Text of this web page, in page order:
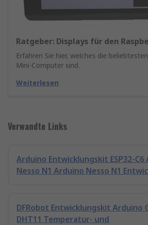
Ratgeber: Displays für den
Erfahren Sie hier, welches die
Mini-Computer sind.
Weiterlesen
Verwandte Links
Arduino Entwicklungskit ESP32-C6
Nesso N1 Arduino Nesso N1
DFRobot Entwicklungskit Arduino
DHT11 Temperatur- und